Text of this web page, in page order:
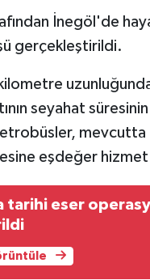
İnegöl'de
gerçekleştirildi.
kilometre
seyahat
eşdeğer
tarihi eser